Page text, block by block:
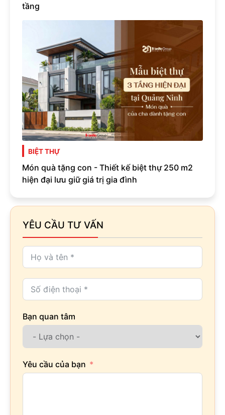
tầng
BIỆT THỰ
Món quà tặng con - Thiết kế biệt thự 250 m2
hiện đại lưu giữ giá trị gia đình
YÊU CẦU TƯ VẤN
Bạn quan tâm
Yêu cầu của bạn